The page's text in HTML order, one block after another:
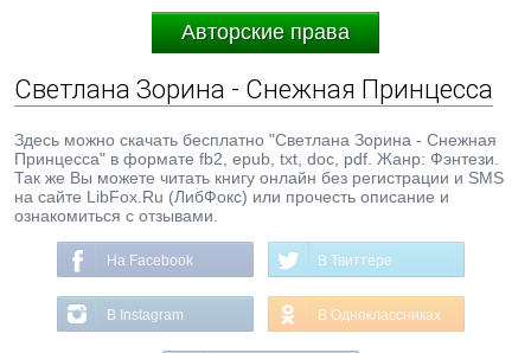
Авторские права
Светлана Зорина - Снежная Принцесса
Здесь можно скачать бесплатно "Светлана Зорина - Снежная
Принцесса" в формате fb2, epub, txt, doc, pdf. Жанр: Фэнтези.
Так же Вы можете читать книгу онлайн без регистрации и SMS
на сайте LibFox.Ru (ЛибФокс) или прочесть описание и
ознакомиться с отзывами.
На Facebook В Твиттере
В Instagram В Одноклассниках